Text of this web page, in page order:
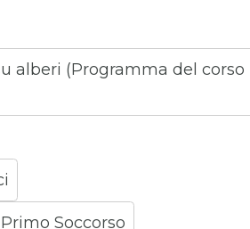
alberi (Programma del corso
Soccorso